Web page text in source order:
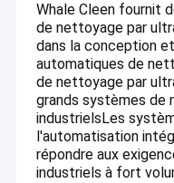
Whale Cleen fournit
de nettoyage par
dans la conception
automatiques de
de nettoyage par
grands systèmes de
industriels Les
l'automatisation
répondre aux
industriels à fort